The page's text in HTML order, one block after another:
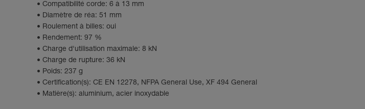
Compatibilité corde: 6 à 13 mm
Diamètre de réa: 51 mm
Roulement à billes: oui
Rendement: 97 %
Charge d'utilisation maximale: 8 kN
Charge de rupture: 36 kN
Poids: 237 g
Certification(s): CE EN 12278, NFPA General Use, XF 494 General
Matière(s): aluminium, acier inoxydable